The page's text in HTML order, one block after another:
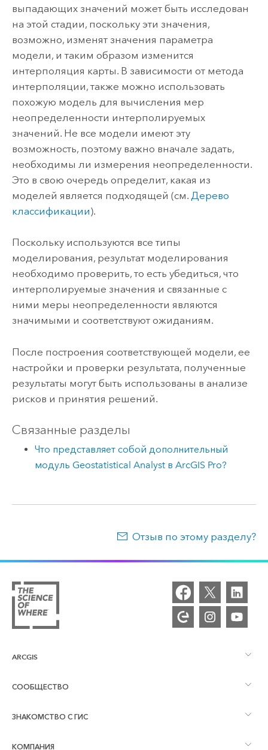
выпадающих значений может быть исследован
на этой стадии, поскольку эти значения,
возможно, изменят значения параметра
модели, и таким образом изменится
интерполяция карты. В зависимости от метода
интерполяции, также можно использовать
похожую модель для вычисления мер
неопределенности интерполируемых
значений. Не все модели имеют эту
возможность, поэтому важно вначале задать,
необходимы ли измерения неопределенности.
Это в свою очередь определит, какая из
моделей является подходящей (см. Дерево
классификации).
Поскольку используются все типы
моделирования, результат моделирования
необходимо проверить, то есть убедиться, что
интерполируемые значения и связанные с
ними меры неопределенности являются
значимыми и соответствуют ожиданиям.
После построения соответствующей модели, ее
настройки и проверки результата, полученные
результаты могут быть использованы в анализе
рисков и принятия решений.
Связанные разделы
Что представляет собой дополнительный
модуль Geostatistical Analyst в ArcGIS Pro?
Отзыв по этому разделу?
ARCGIS
Обзор ArcGIS
СООБЩЕСТВО
Сообщества и форумы
ЗНАКОМСТВО С ГИС
КОМПАНИЯ